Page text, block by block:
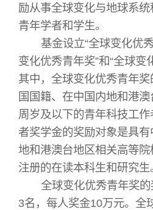
励从事全球变化与地球系
青年学者和学生。
基金设立“全球变化优
变化优秀青年奖”和“全球变
其中，全球变化优秀青年
国国籍、在中国内地和港
周岁及以下的青年科技工
者奖学金的奖励对象是具
地和港澳台地区相关高等
注册的在读本科生和研究生
全球变化优秀青年奖
3名，每人奖金10万元。全